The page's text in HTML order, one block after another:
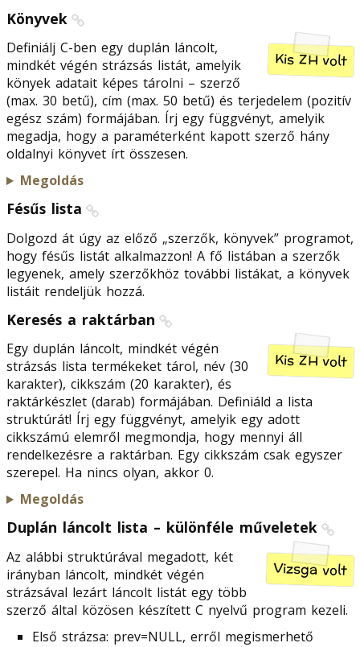
Könyvek
Kis ZH volt
Definiálj C-ben egy duplán láncolt,
mindkét végén strázsás listát, amelyik
könyek adatait képes tárolni – szerző
(max. 30 betű), cím (max. 50 betű) és terjedelem (pozitív
egész szám) formájában. Írj egy függvényt, amelyik
megadja, hogy a paraméterként kapott szerző hány
oldalnyi könyvet írt összesen.
Megoldás
Fésűs lista
Dolgozd át úgy az előző „szerzők, könyvek” programot,
hogy fésűs listát alkalmazzon! A fő listában a szerzők
legyenek, amely szerzőkhöz további listákat, a könyvek
listáit rendeljük hozzá.
Keresés a raktárban
Kis ZH volt
Egy duplán láncolt, mindkét végén
strázsás lista termékeket tárol, név (30
karakter), cikkszám (20 karakter), és
raktárkészlet (darab) formájában. Definiáld a lista
struktúrát! Írj egy függvényt, amelyik egy adott
cikkszámú elemről megmondja, hogy mennyi áll
rendelkezésre a raktárban. Egy cikkszám csak egyszer
szerepel. Ha nincs olyan, akkor 0.
Megoldás
Duplán láncolt lista – különféle műveletek
Vizsga volt
Az alábbi struktúrával megadott, két
irányban láncolt, mindkét végén
strázsával lezárt láncolt listát egy több
szerző által közösen készített C nyelvű program kezeli.
Első strázsa: prev=NULL, erről megismerhető